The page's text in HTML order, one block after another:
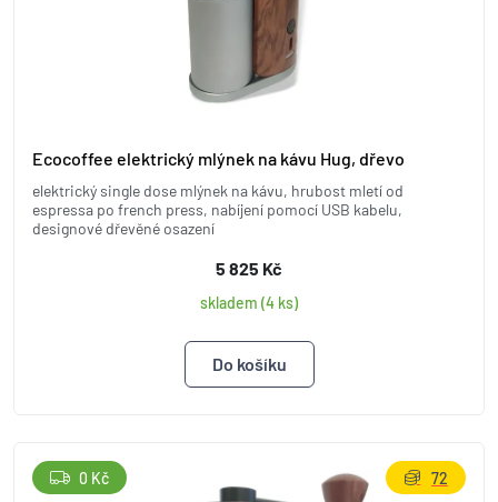
Ecocoffee elektrický mlýnek na kávu Hug, dřevo
elektrický single dose mlýnek na kávu, hrubost mletí od
espressa po french press, nabíjení pomocí USB kabelu,
designové dřevěné osazení
5 825 Kč
skladem (4 ks)
0 Kč 72